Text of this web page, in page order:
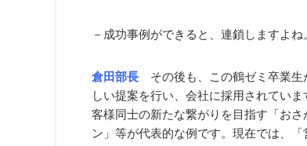
－成功事例ができると、連鎖しますよね
倉田部長 その後も、この鶴ゼミ卒業生
しい提案を行い、会社に採用されてい
客様同士の新たな繋がりを目指す「お
ン」等が代表的な例です。現在では、